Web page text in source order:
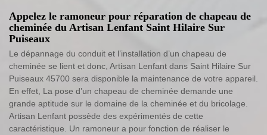
Appelez le ramoneur pour réparation de chapeau de
cheminée du Artisan Lenfant Saint Hilaire Sur
Puiseaux
Le dépannage du conduit et l’installation d’un chapeau de
cheminée se lient et donc, Artisan Lenfant dans Saint Hilaire Sur
Puiseaux 45700 sera disponible la maintenance de votre appareil.
En effet, La pose d’un chapeau de cheminée demande une
grande aptitude sur le domaine de la cheminée et du bricolage.
Artisan Lenfant possède des expérimentés de cette
caractéristique. Un ramoneur a pour fonction de réaliser le